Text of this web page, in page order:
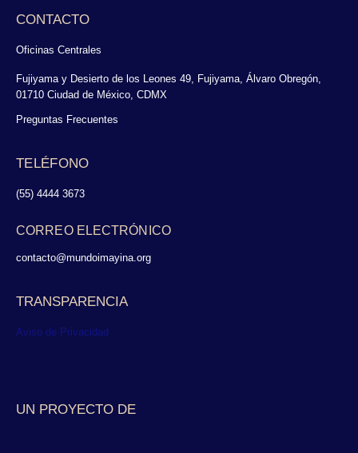
CONTACTO
Oficinas Centrales
Fujiyama y Desierto de los Leones 49, Fujiyama, Álvaro Obregón,
01710 Ciudad de México, CDMX
Preguntas Frecuentes
TELÉFONO
(55) 4444 3673
CORREO ELECTRÓNICO
contacto@mundoimayina.org
TRANSPARENCIA
Aviso de Privacidad
UN PROYECTO DE